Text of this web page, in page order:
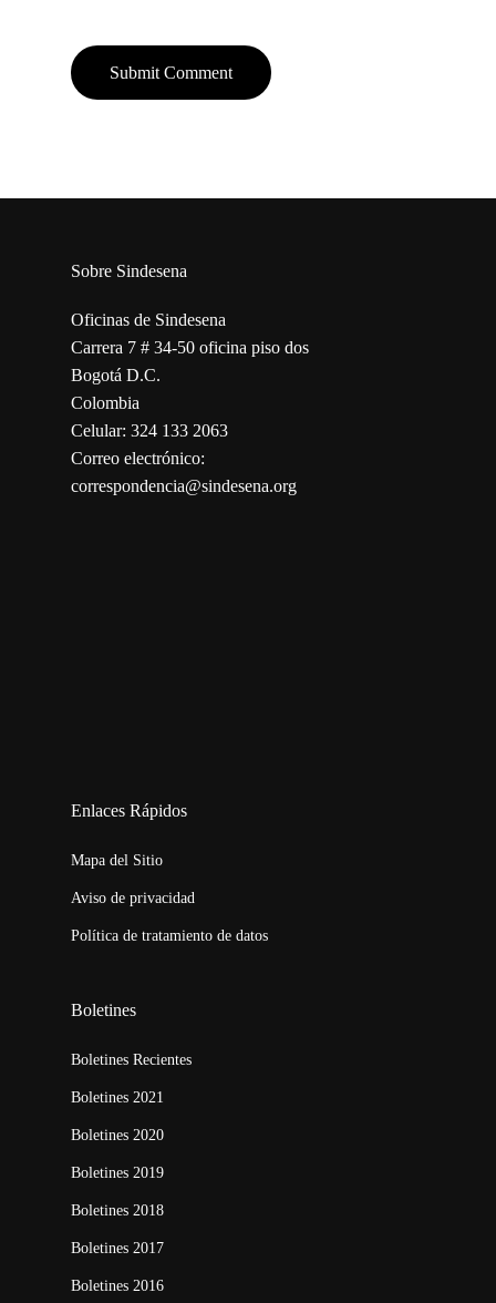
Sobre Sindesena
Oficinas de Sindesena
Carrera 7 # 34-50 oficina piso dos
Bogotá D.C.
Colombia
Celular: 324 133 2063
Correo electrónico:
correspondencia@sindesena.org
Enlaces Rápidos
Mapa del Sitio
Aviso de privacidad
Política de tratamiento de datos
Boletines
Boletines Recientes
Boletines 2021
Boletines 2020
Boletines 2019
Boletines 2018
Boletines 2017
Boletines 2016